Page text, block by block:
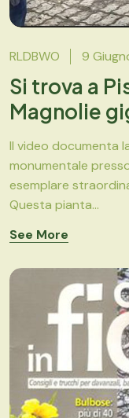
RLDBWO 9
Si trova a
Magnolie
Il video documenta
monumentale
esemplare
Questa pianta...
See More